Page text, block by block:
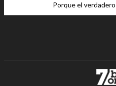
Porque el